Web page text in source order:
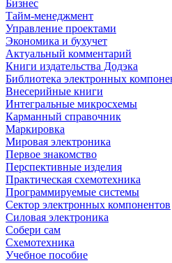
Бизнес
Тайм-менеджмент
Управление проектами
Экономика и бухучет
Актуальный комментарий
Книги издательства Додэка
Библиотека электронных
Внесерийные книги
Интегральные микросхемы
Карманный справочник
Маркировка
Мировая электроника
Первое знакомство
Перспективные изделия
Практическая схемотехника
Программируемые системы
Сектор электронных компонентов
Силовая электроника
Собери сам
Схемотехника
Учебное пособие